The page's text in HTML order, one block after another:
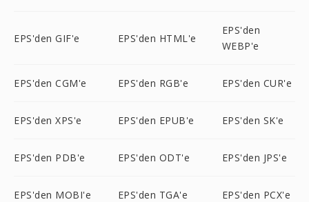
EPS'den GIF'e EPS'den HTML'e
EPS'den
WEBP'e
EPS'den CGM'e EPS'den RGB'e EPS'den CUR'e
EPS'den XPS'e EPS'den EPUB'e EPS'den SK'e
EPS'den PDB'e EPS'den ODT'e EPS'den JPS'e
EPS'den MOBI'e EPS'den TGA'e EPS'den PCX'e